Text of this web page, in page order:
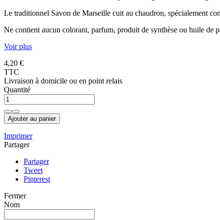
Le traditionnel Savon de Marseille cuit au chaudron, spécialement
Ne contient aucun colorant, parfum, produit de synthèse ou huile de
Voir plus
4,20 €
TTC
Livraison à domicile ou en point relais
Quantité
Ajouter au panier
Imprimer
Partager
Partager
Tweet
Pinterest
Fermer
Nom